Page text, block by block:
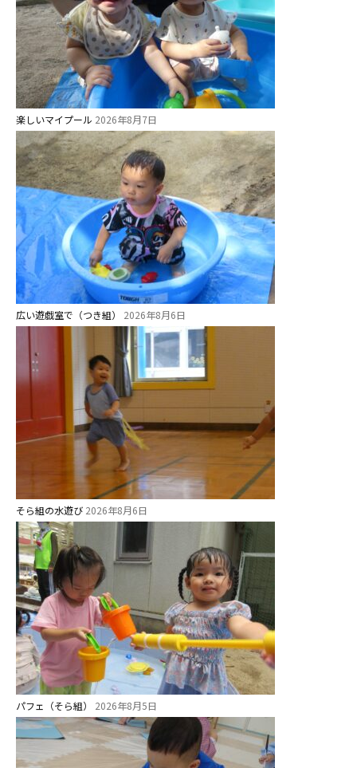
楽しいマイプール 2026年8月7日
広い遊戯室で（つき組） 2026年8月6日
そら組の水遊び 2026年8月6日
パフェ（そら組） 2026年8月5日
お知らせ
今日の幼稚園
園児募集要項
教職員募集
園のこと
園舎案内
安⼼・安全対策
給⾷
理事長のことば
教育と保育
美⽊多幼稚園の理想
園の1⽇
年間⾏事
預かり保育［ヒラソル ]
美⽊多チコス
美⽊多チコスについて
美⽊多チコスブログ
未就園児クラス